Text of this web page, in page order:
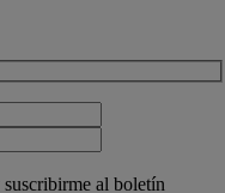
suscribirme al boletín